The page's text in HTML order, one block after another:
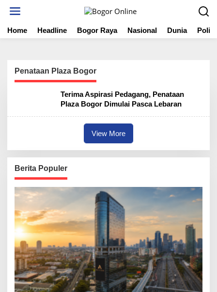
t
Home Headline Bogor Raya Nasional Dunia
Penataan Plaza Bogor
Terima Aspirasi Pedagang, Penataan
Plaza Bogor Dimulai Pasca Lebaran
View More
Berita Populer